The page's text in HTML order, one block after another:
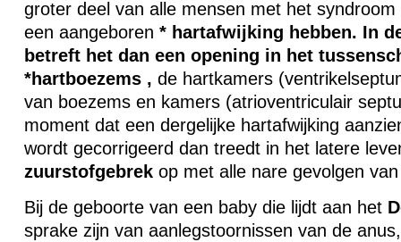
groter deel van alle mensen met het
een aangeboren * hartafwijking hebben. In
betreft het dan een opening in het
*hartboezems , de hartkamers
van boezems en kamers (atrioventriculair
moment dat een dergelijke hartafwijking
wordt gecorrigeerd dan treedt in het latere
zuurstofgebrekop met alle nare gevolgen
Bij de geboorte van een baby die lijdt aan het
sprake zijn van aanlegstoornissen van de